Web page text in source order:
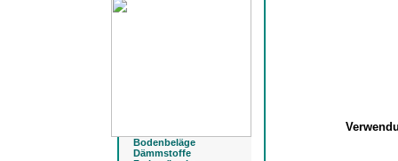
Bodenbeläge
Dämmstoffe